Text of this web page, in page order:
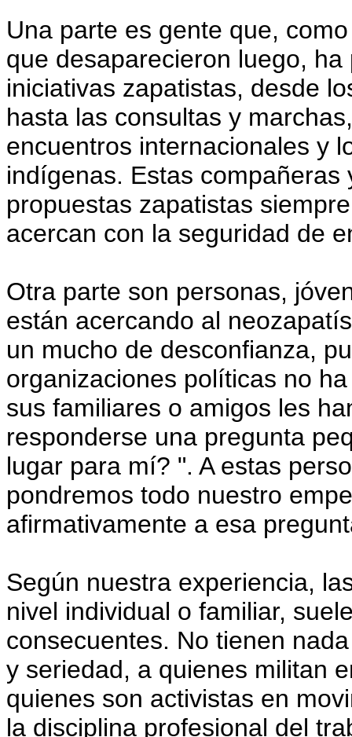
Una parte es gente que,
que desaparecieron luego,
iniciativas zapatistas, desde
hasta las consultas y
encuentros internacionales y
indígenas. Estas
propuestas zapatistas
acercan con la seguridad de
Otra parte son personas,
están acercando al
un mucho de desconfianza,
organizaciones políticas no
sus familiares o amigos les
responderse una pregunta
lugar para mí? ". A estas
pondremos todo nuestro
afirmativamente a esa
Según nuestra experiencia,
nivel individual o familiar,
consecuentes. No tienen
y seriedad, a quienes militan
quienes son activistas en
la disciplina profesional del